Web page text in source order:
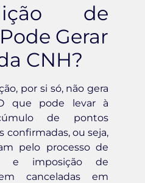
de
Gerar
CNH?
por si só, não gera
que pode levar à
de pontos
confirmadas, ou seja,
pelo processo de
e imposição de
canceladas em